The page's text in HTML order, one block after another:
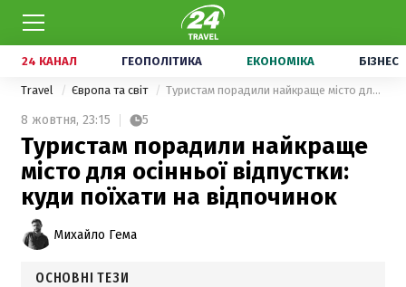
24 КАНАЛ ГЕОПОЛІТИКА ЕКОНОМІКА БІЗНЕС
Travel Європа та світ Туристам порадили найкраще місто для осінньої відпустки: куди поїхати на відпочинок
8 жовтня, 23:15 5
Туристам порадили найкраще
місто для осінньої відпустки:
куди поїхати на відпочинок
Михайло Гема
ОСНОВНІ ТЕЗИ